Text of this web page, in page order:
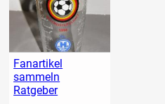
Fanartikel
sammeln
Ratgeber